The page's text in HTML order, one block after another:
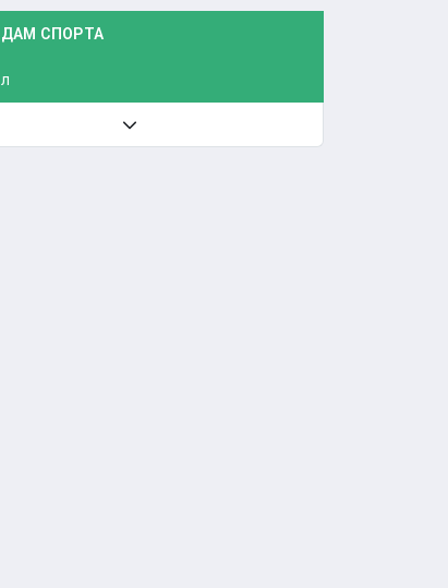
СПОРТА